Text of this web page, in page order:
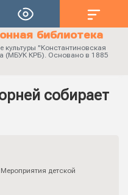
библиотека
"Константиновская
(МБУК КРБ). Основано в 1885
собирает
Мероприятия детской